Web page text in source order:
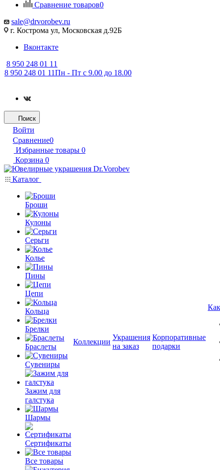
Сравнение товаров0
sale@drvorobev.ru
г. Кострома ул, Московская д.92Б
Вконтакте
8 950 248 01 11
8 950 248 01 11Пн - Пт с 9.00 до 18.00
Поиск
Войти
Сравнение0
Избранные товары 0
Корзина 0
Каталог
Броши
Кулоны
Серьги
Колье
Пины
Цепи
Кольца
Брелки
Браслеты
Сувениры
Зажим для
галстука
Шармы
Сертификаты
Все товары
Коллекции
Украшения
на заказ
Корпоративные
подарки